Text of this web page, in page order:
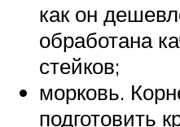
как он
обработана
стейков;
морковь.
подготовить